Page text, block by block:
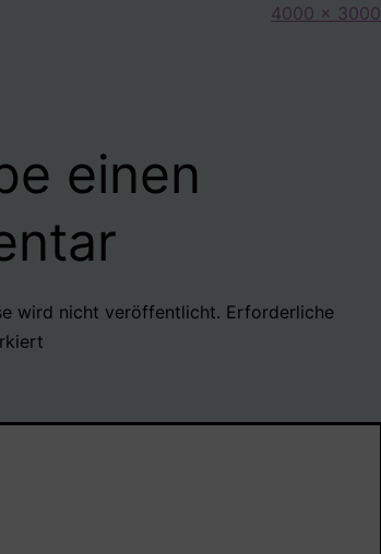
Originalgröße
4000 × 3000
einen
wird nicht veröffentlicht. Erforderliche